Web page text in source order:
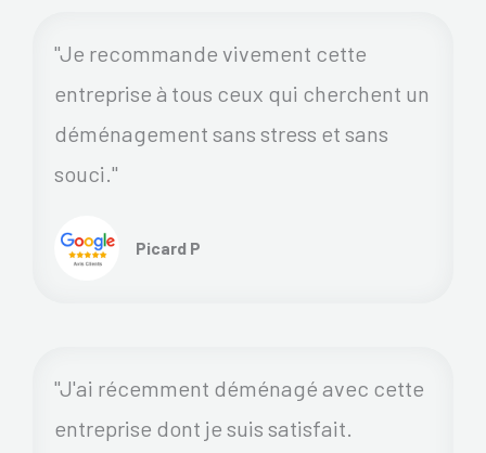
"Je recommande vivement cette
entreprise à tous ceux qui cherchent un
déménagement sans stress et sans
souci."
Picard P
"J'ai récemment déménagé avec cette
entreprise dont je suis satisfait.